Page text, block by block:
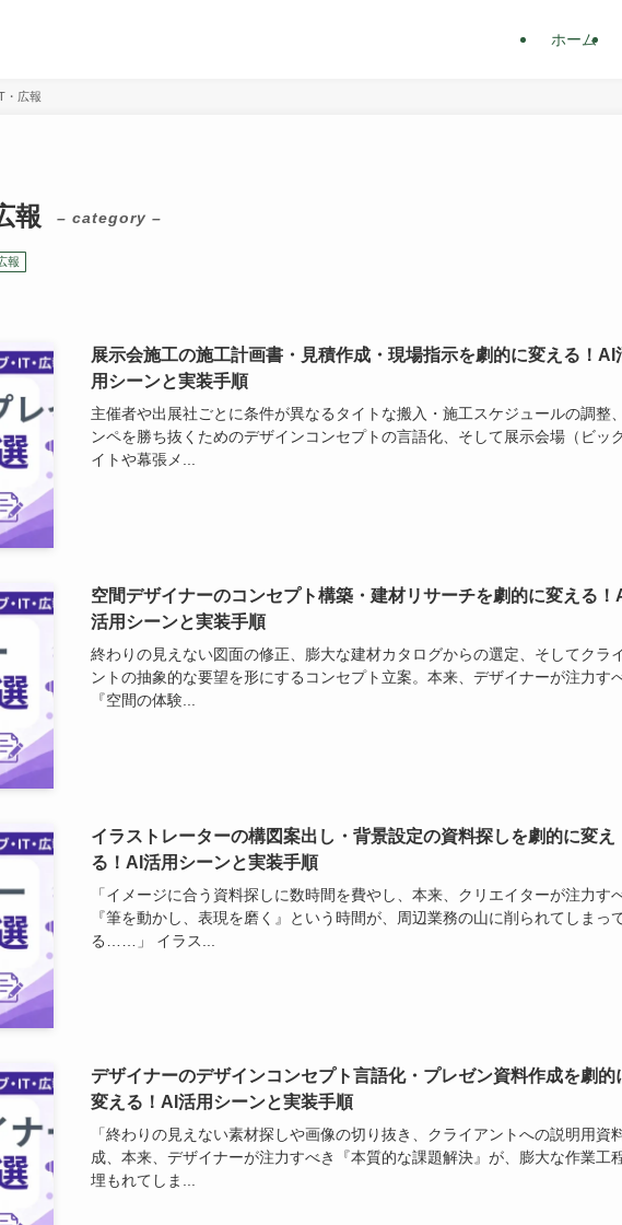
ホーム
・広報
報 – category –
報
展示会施工の施工計画書・見積作成・現場指示を劇的に変える！AI
用シーンと実装手順
主催者や出展社ごとに条件が異なるタイトな搬入・施工スケジュールの調整
ンペを勝ち抜くためのデザインコンセプトの言語化、そして展示会場（ビッ
イトや幕張メ...
空間デザイナーのコンセプト構築・建材リサーチを劇的に変える！
活用シーンと実装手順
終わりの見えない図面の修正、膨大な建材カタログからの選定、そしてクラ
ントの抽象的な要望を形にするコンセプト立案。本来、デザイナーが注力す
『空間の体験...
イラストレーターの構図案出し・背景設定の資料探しを劇的に変え
る！AI活用シーンと実装手順
「イメージに合う資料探しに数時間を費やし、本来、クリエイターが注力す
『筆を動かし、表現を磨く』という時間が、周辺業務の山に削られてしまっ
る……」 イラス...
デザイナーのデザインコンセプト言語化・プレゼン資料作成を劇的
変える！AI活用シーンと実装手順
「終わりの見えない素材探しや画像の切り抜き、クライアントへの説明用資
成、本来、デザイナーが注力すべき『本質的な課題解決』が、膨大な作業工
埋もれてしま...